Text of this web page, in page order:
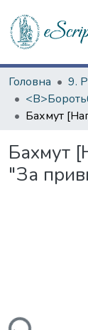
Головна
Бахмут
"За